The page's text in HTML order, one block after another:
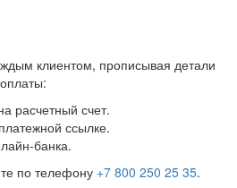
клиентом, прописывая детали
расчетный счет.
ссылке.
банка.
по телефону +7 800 250 25 35.